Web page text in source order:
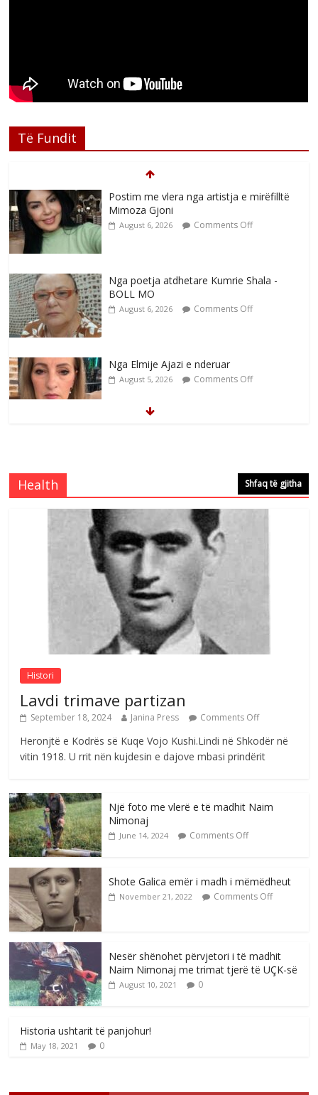
Të Fundit
Postim me vlera nga artistja e mirëfilltë
Mimoza Gjoni
August 6, 2026 Comments Off
Nga poetja atdhetare Kumrie Shala -
BOLL MO
August 6, 2026 Comments Off
Nga Elmije Ajazi e nderuar
August 5, 2026 Comments Off
Comments Off
Çlirimtari Mentor Mushkolaj nderohet
me mirenjohje nga Xhevdet Qeriqi Dega
e invalidëve në Fushë Kosovë
August 4, 2026 Comments Off
Sulm , pse të dua ty
August 8, 2026 Comments Off
Health Shfaq të gjitha
Histori
Lavdi trimave partizan
September 18, 2024 Janina Press Comments Off
Heronjtë e Kodrës së Kuqe Vojo Kushi.Lindi në Shkodër në
vitin 1918. U rrit nën kujdesin e dajove mbasi prindërit
Një foto me vlerë e të madhit Naim
Nimonaj
June 14, 2024 Comments Off
Shote Galica emër i madh i mëmëdheut
November 21, 2022 Comments Off
Nesër shënohet përvjetori i të madhit
Naim Nimonaj me trimat tjerë të UÇK-së
August 10, 2021 0
Historia ushtarit të panjohur!
May 18, 2021 0